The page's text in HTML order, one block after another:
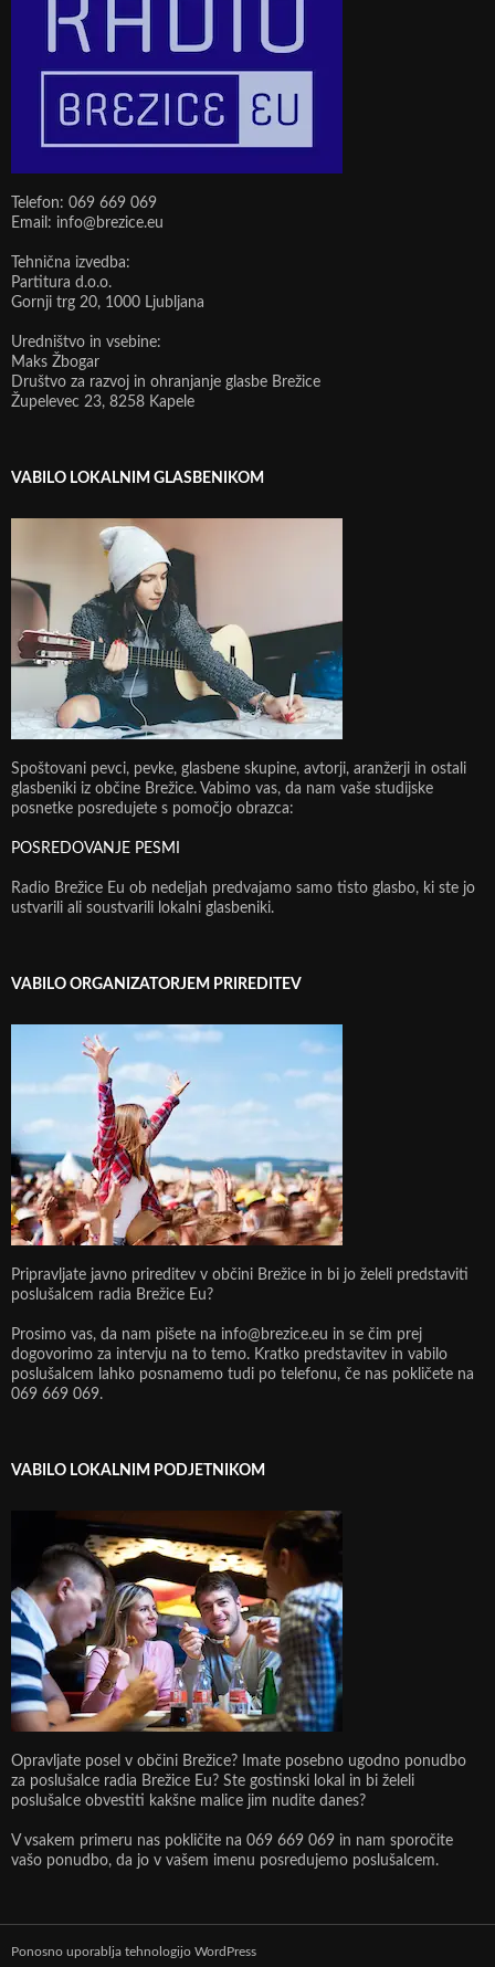
Telefon: 069 669 069
Email: info@brezice.eu
Tehnična izvedba:
Partitura d.o.o.
Gornji trg 20, 1000 Ljubljana
Uredništvo in vsebine:
Maks Žbogar
Društvo za razvoj in ohranjanje glasbe Brežice
Župelevec 23, 8258 Kapele
VABILO LOKALNIM GLASBENIKOM
Spoštovani pevci, pevke, glasbene skupine, avtorji, aranžerji in ostali
glasbeniki iz občine Brežice. Vabimo vas, da nam vaše studijske
posnetke posredujete s pomočjo obrazca:
POSREDOVANJE PESMI
Radio Brežice Eu ob nedeljah predvajamo samo tisto glasbo, ki ste jo
ustvarili ali soustvarili lokalni glasbeniki.
VABILO ORGANIZATORJEM PRIREDITEV
Pripravljate javno prireditev v občini Brežice in bi jo želeli predstaviti
poslušalcem radia Brežice Eu?
Prosimo vas, da nam pišete na info@brezice.eu in se čim prej
dogovorimo za intervju na to temo. Kratko predstavitev in vabilo
poslušalcem lahko posnamemo tudi po telefonu, če nas pokličete na
069 669 069.
VABILO LOKALNIM PODJETNIKOM
Opravljate posel v občini Brežice? Imate posebno ugodno ponudbo
za poslušalce radia Brežice Eu? Ste gostinski lokal in bi želeli
poslušalce obvestiti kakšne malice jim nudite danes?
V vsakem primeru nas pokličite na 069 669 069 in nam sporočite
vašo ponudbo, da jo v vašem imenu posredujemo poslušalcem.
Ponosno uporablja tehnologijo WordPress